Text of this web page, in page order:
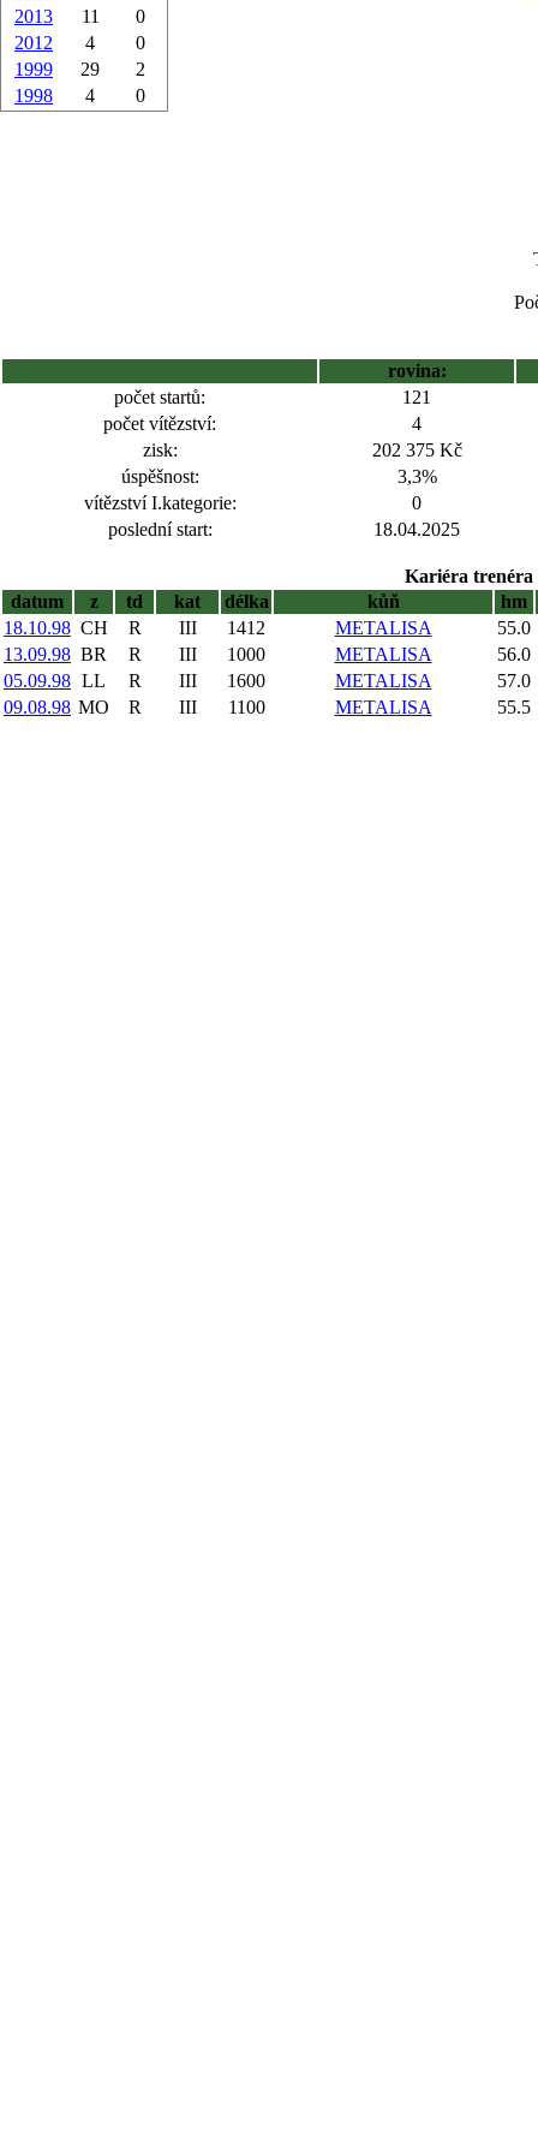
2013
11
0
2012
4
0
1999
29
2
1998
4 0
rovina:
počet startů:
121
počet vítězství:
4
zisk:
202 375 Kč
úspěšnost:
3,3%
vítězství I.kategorie:
0
poslední start:
18.04.2025
Kariéra trenéra
datum
z td kat délka kůň
hm
18.10.98 CH R III 1412 METALISA
55.0
13.09.98 BR R III 1000 METALISA
56.0
05.09.98 LL R III 1600 METALISA
57.0
09.08.98 MO R III 1100 METALISA 55.5